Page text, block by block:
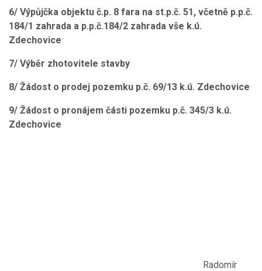
6/ Výpůjčka objektu č.p. 8 fara na st.p.č. 51, včetně p.p.č.
184/1 zahrada a p.p.č.184/2 zahrada vše k.ú.
Zdechovice
7/ Výběr zhotovitele stavby
8/ Žádost o prodej pozemku p.č. 69/13 k.ú. Zdechovice
9/ Žádost o pronájem části pozemku p.č. 345/3 k.ú.
Zdechovice
Radomír